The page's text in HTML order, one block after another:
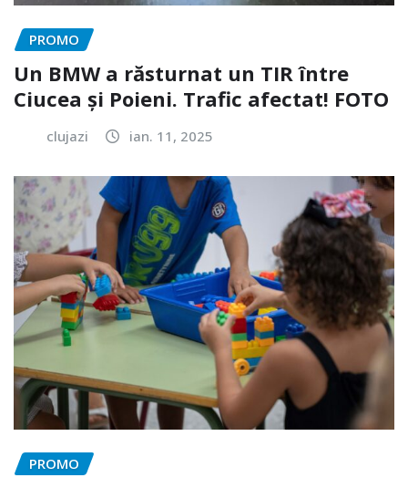
PROMO
Un BMW a răsturnat un TIR între
Ciucea și Poieni. Trafic afectat! FOTO
clujazi ian. 11, 2025
PROMO